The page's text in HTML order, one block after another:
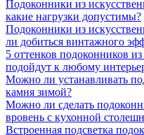
Подоконники из
какие нагрузки допустимы?
Подоконники из
ли добиться винтажного
5 оттенков подоконников
подойдут к любому
Можно ли устанавливать
камня зимой?
Можно ли сделать
вровень с кухонной
Встроенная подсветка